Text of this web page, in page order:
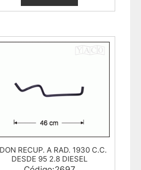
RECUP. A RAD. 1930 C.C.
DESDE 95 2.8 DIESEL